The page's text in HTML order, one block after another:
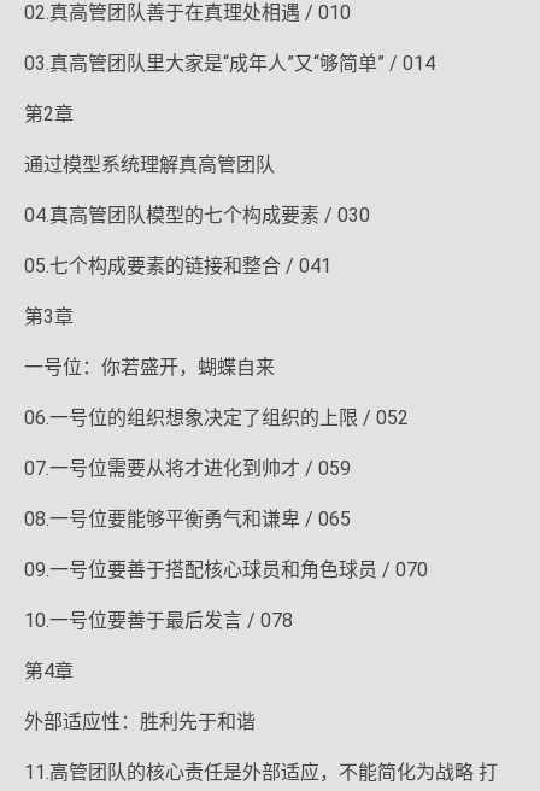
02.真高管团队善于在真理处相遇 / 010
03.真高管团队里大家是“成年人”又“够简单” / 014
第2章
通过模型系统理解真高管团队
04.真高管团队模型的七个构成要素 / 030
05.七个构成要素的链接和整合 / 041
第3章
一号位：你若盛开，蝴蝶自来
06.一号位的组织想象决定了组织的上限 / 052
07.一号位需要从将才进化到帅才 / 059
08.一号位要能够平衡勇气和谦卑 / 065
09.一号位要善于搭配核心球员和角色球员 / 070
10.一号位要善于最后发言 / 078
第4章
外部适应性：胜利先于和谐
11.高管团队的核心责任是外部适应，不能简化为战略 打